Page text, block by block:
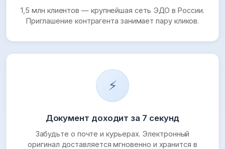
1,5 млн клиентов — крупнейшая сеть ЭДО в России.
Приглашение контрагента занимает пару кликов.
⚡
Документ доходит за 7 секунд
Забудьте о почте и курьерах. Электронный
оригинал доставляется мгновенно и хранится в